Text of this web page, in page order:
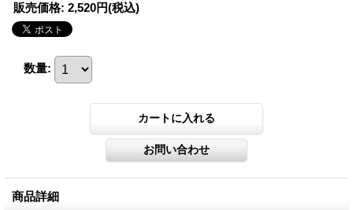
販売価格: 2,520円(税込)
数量:
商品詳細